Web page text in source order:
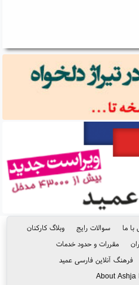
ما سوالات رایج
وبلاگ کارکنان
مقررات و حدود خدمات
فرهنگ آنلاین فارسی عمید
About Ashja